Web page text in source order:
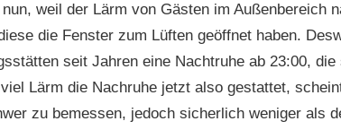
weil der Lärm von Gästen im Außenbereich
die Fenster zum Lüften geöffnet haben.
seit Jahren eine Nachtruhe ab 23:00,
Lärm die Nachruhe jetzt also gestattet,
zu bemessen, jedoch sicherlich weniger als